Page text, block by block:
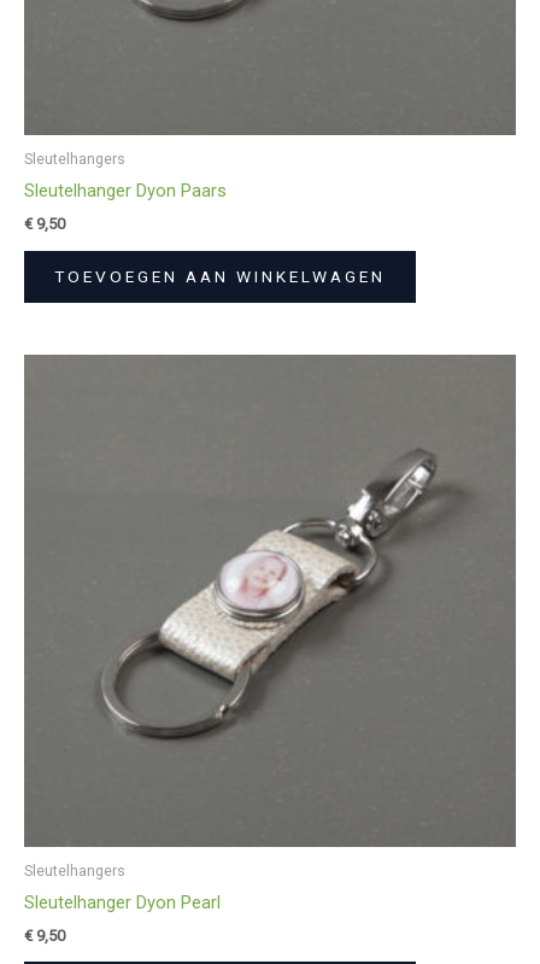
Sleutelhangers
Sleutelhanger Dyon Paars
€9,50
TOEVOEGEN AAN WINKELWAGEN
Sleutelhangers
Sleutelhanger Dyon Pearl
€9,50